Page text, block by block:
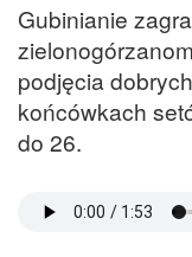
Gubinianie
podjęcia
końcówkach
do 26.